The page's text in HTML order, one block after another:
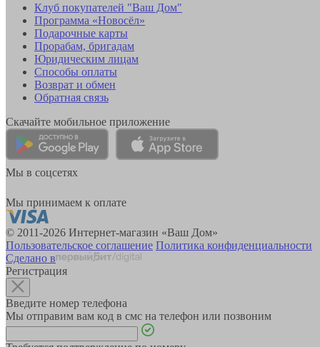
Клуб покупателей "Ваш Дом"
Программа «Новосёл»
Подарочные карты
Прорабам, бригадам
Юридическим лицам
Способы оплаты
Возврат и обмен
Обратная связь
Скачайте мобильное приложение
Мы в соцсетях
Мы принимаем к оплате
© 2011-2026 Интернет-магазин «Ваш Дом»
Пользовательское соглашение Политика конфиденциальности
Сделано в
Регистрация
Введите номер телефона
Мы отправим вам код в смс на телефон или позвоним